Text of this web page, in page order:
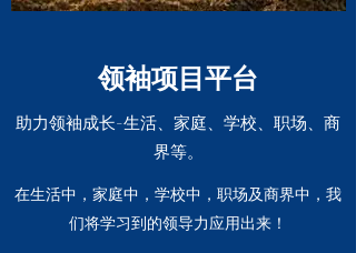
领袖项目平台
助力领袖成长-生活、家庭、学校、职场、商
界等。
在生活中，家庭中，学校中，职场及商界中，我
们将学习到的领导力应用出来！